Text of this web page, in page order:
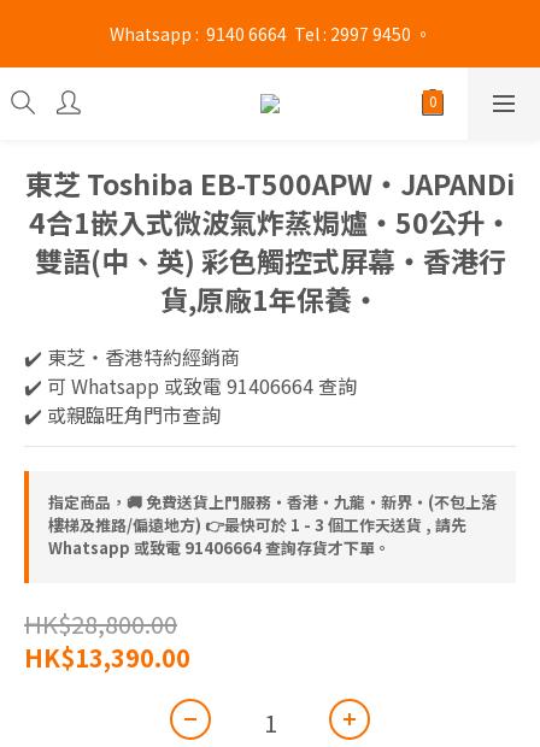
旺角門市營業時間 : (星期一至六 13:00 - 21:00 / 星期日及公眾假期
13:00 - 19:00)
Whatsapp :  9140 6664  Tel : 2997 9450 。
旺角門市營業時間 : (星期一至六 13:00 - 21:00 / 星期日及公眾假期
13:00 - 19:00)
東芝 Toshiba EB-T500APW‧JAPANDi
4合1嵌入式微波氣炸蒸焗爐‧50公升‧
雙語(中、英) 彩色觸控式屏幕‧香港行
貨,原廠1年保養‧
✔️ 東芝‧香港特約經銷商
✔️ 可 Whatsapp 或致電 91406664 查詢
✔️ 或親臨旺角門市查詢
指定商品，🚚 免費送貨上門服務‧香港‧九龍‧新界‧(不包上落
樓梯及推路/偏遠地方) 👉最快可於 1 - 3 個工作天送貨 , 請先
Whatsapp 或致電 91406664 查詢存貨才下單。
HK$28,800.00
HK$13,390.00